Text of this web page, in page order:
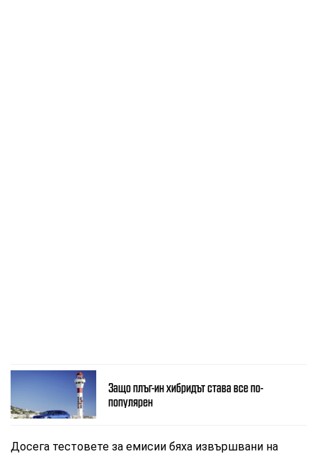
Защо плъг-ин хибридът става все по-
популярен
Досега тестовете за емисии бяха извършвани на